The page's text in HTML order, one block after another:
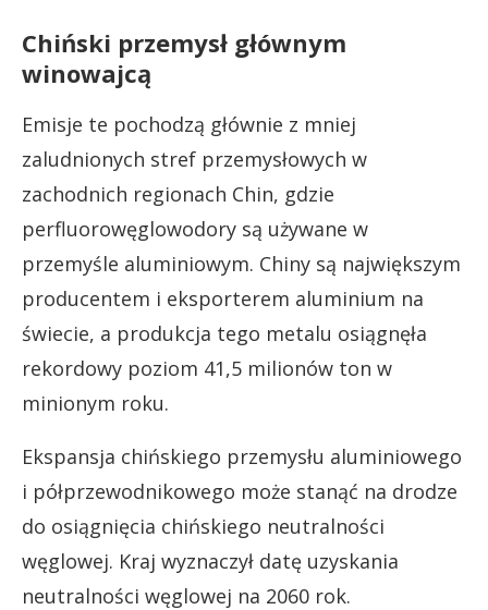
Chiński przemysł głównym
winowajcą
Emisje te pochodzą głównie z mniej
zaludnionych stref przemysłowych w
zachodnich regionach Chin, gdzie
perfluorowęglowodory są używane w
przemyśle aluminiowym. Chiny są największym
producentem i eksporterem aluminium na
świecie, a produkcja tego metalu osiągnęła
rekordowy poziom 41,5 milionów ton w
minionym roku.
Ekspansja chińskiego przemysłu aluminiowego
i półprzewodnikowego może stanąć na drodze
do osiągnięcia chińskiego neutralności
węglowej. Kraj wyznaczył datę uzyskania
neutralności węglowej na 2060 rok.